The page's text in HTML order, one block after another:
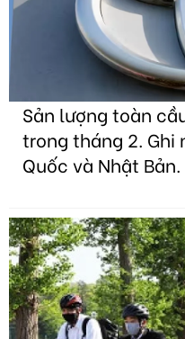
Sản lượng toàn
trong tháng 2. Ghi
Quốc và Nhật Bản.